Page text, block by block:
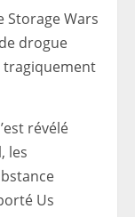
Storage Wars
drogue
tragiquement
révélé
les
Us